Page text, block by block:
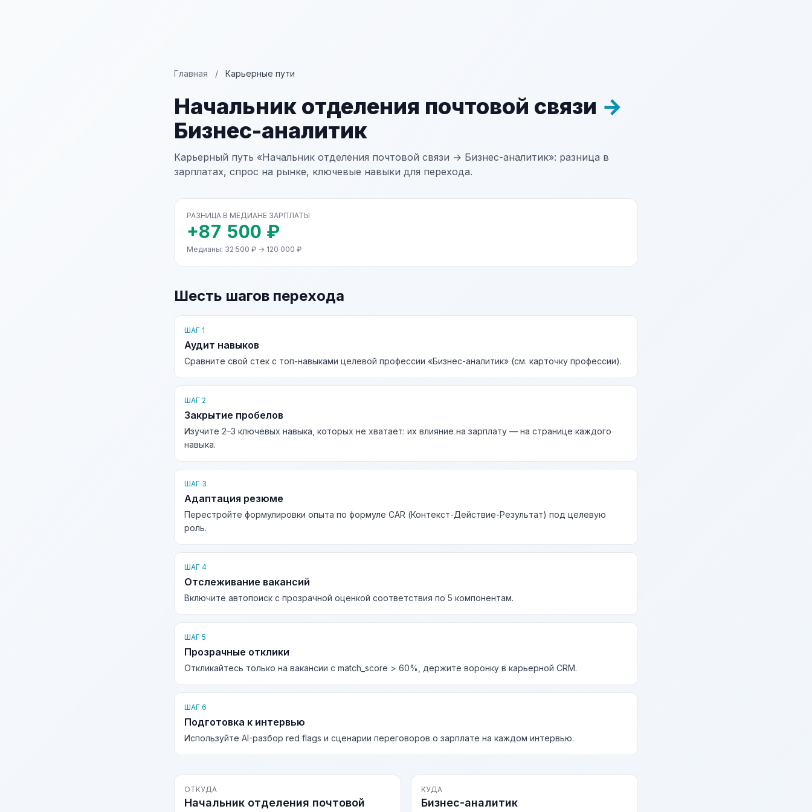
Главная / Карьерные пути
Начальник отделения почтовой связи →
Бизнес-аналитик
Карьерный путь «Начальник отделения почтовой связи → Бизнес-аналитик»: разница в
зарплатах, спрос на рынке, ключевые навыки для перехода.
РАЗНИЦА В МЕДИАНЕ ЗАРПЛАТЫ
+87 500 ₽
Медианы: 32 500 ₽ → 120 000 ₽
Шесть шагов перехода
ШАГ 1
Аудит навыков
Сравните свой стек с топ-навыками целевой профессии «Бизнес-аналитик» (см. карточку профессии).
ШАГ 2
Закрытие пробелов
Изучите 2–3 ключевых навыка, которых не хватает: их влияние на зарплату — на странице каждого
навыка.
ШАГ 3
Адаптация резюме
Перестройте формулировки опыта по формуле CAR (Контекст-Действие-Результат) под целевую
роль.
ШАГ 4
Отслеживание вакансий
Включите автопоиск с прозрачной оценкой соответствия по 5 компонентам.
ШАГ 5
Прозрачные отклики
Откликайтесь только на вакансии с match_score > 60%, держите воронку в карьерной CRM.
ШАГ 6
Подготовка к интервью
Используйте AI-разбор red flags и сценарии переговоров о зарплате на каждом интервью.
ОТКУДА
Начальник отделения почтовой
КУДА
Бизнес-аналитик